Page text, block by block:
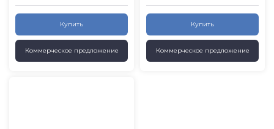
Купить
Коммерческое предложение
Купить
Коммерческое предложение